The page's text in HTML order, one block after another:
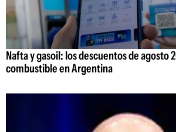
Nafta y gasoil: los descuentos de agosto
combustible en Argentina